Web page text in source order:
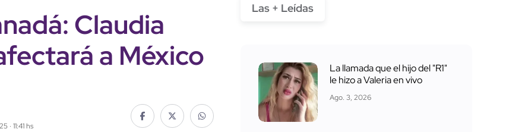
Claudia
a México
· 11:41 hs
Las + Leídas
La llamada que el hijo del "R1"
le hizo a Valeria en vivo
Ago. 3, 2026